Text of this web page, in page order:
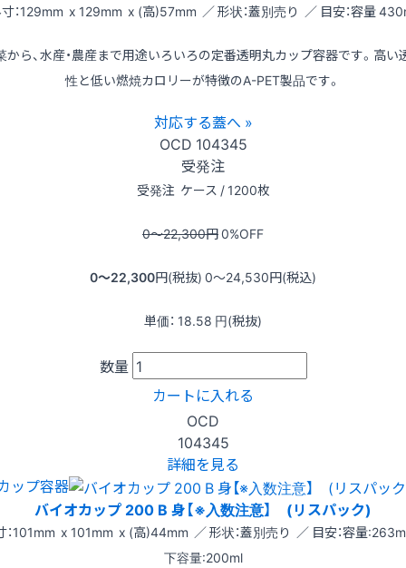
：129mm x 129mm x (高)57mm ／ 形状：蓋別売り ／ 目安：容量
から、水産・農産まで用途いろいろの定番透明丸カップ容器です。高い
性と低い燃焼カロリーが特徴のA-PET製品です。
対応する蓋へ »
OCD 104345
受発注
受発注 ケース / 1200枚
0〜22,300円0%OFF
0〜22,300円(税抜) 0〜24,530円(税込)
単価： 18.58 円(税抜)
数量
カートに入れる
OCD
104345
詳細を見る
ップ容器
バイオカップ 200 B 身【※入数注意】 (リスパック)
：101mm x 101mm x (高)44mm ／ 形状：蓋別売り ／ 目安：容量
下容量:200ml